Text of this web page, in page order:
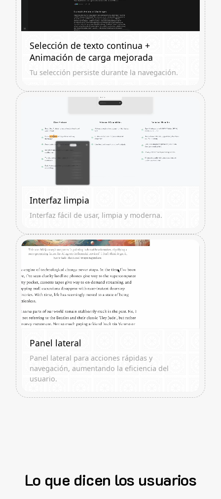
Selección de texto continua +
Animación de carga mejorada
Tu selección persiste durante la navegación.
Interfaz limpia
Interfaz fácil de usar, limpia y moderna.
Panel lateral
Panel lateral para acciones rápidas y
navegación, aumentando la eficiencia del
usuario.
Lo que dicen los usuarios